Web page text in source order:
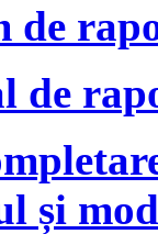
de
de
și